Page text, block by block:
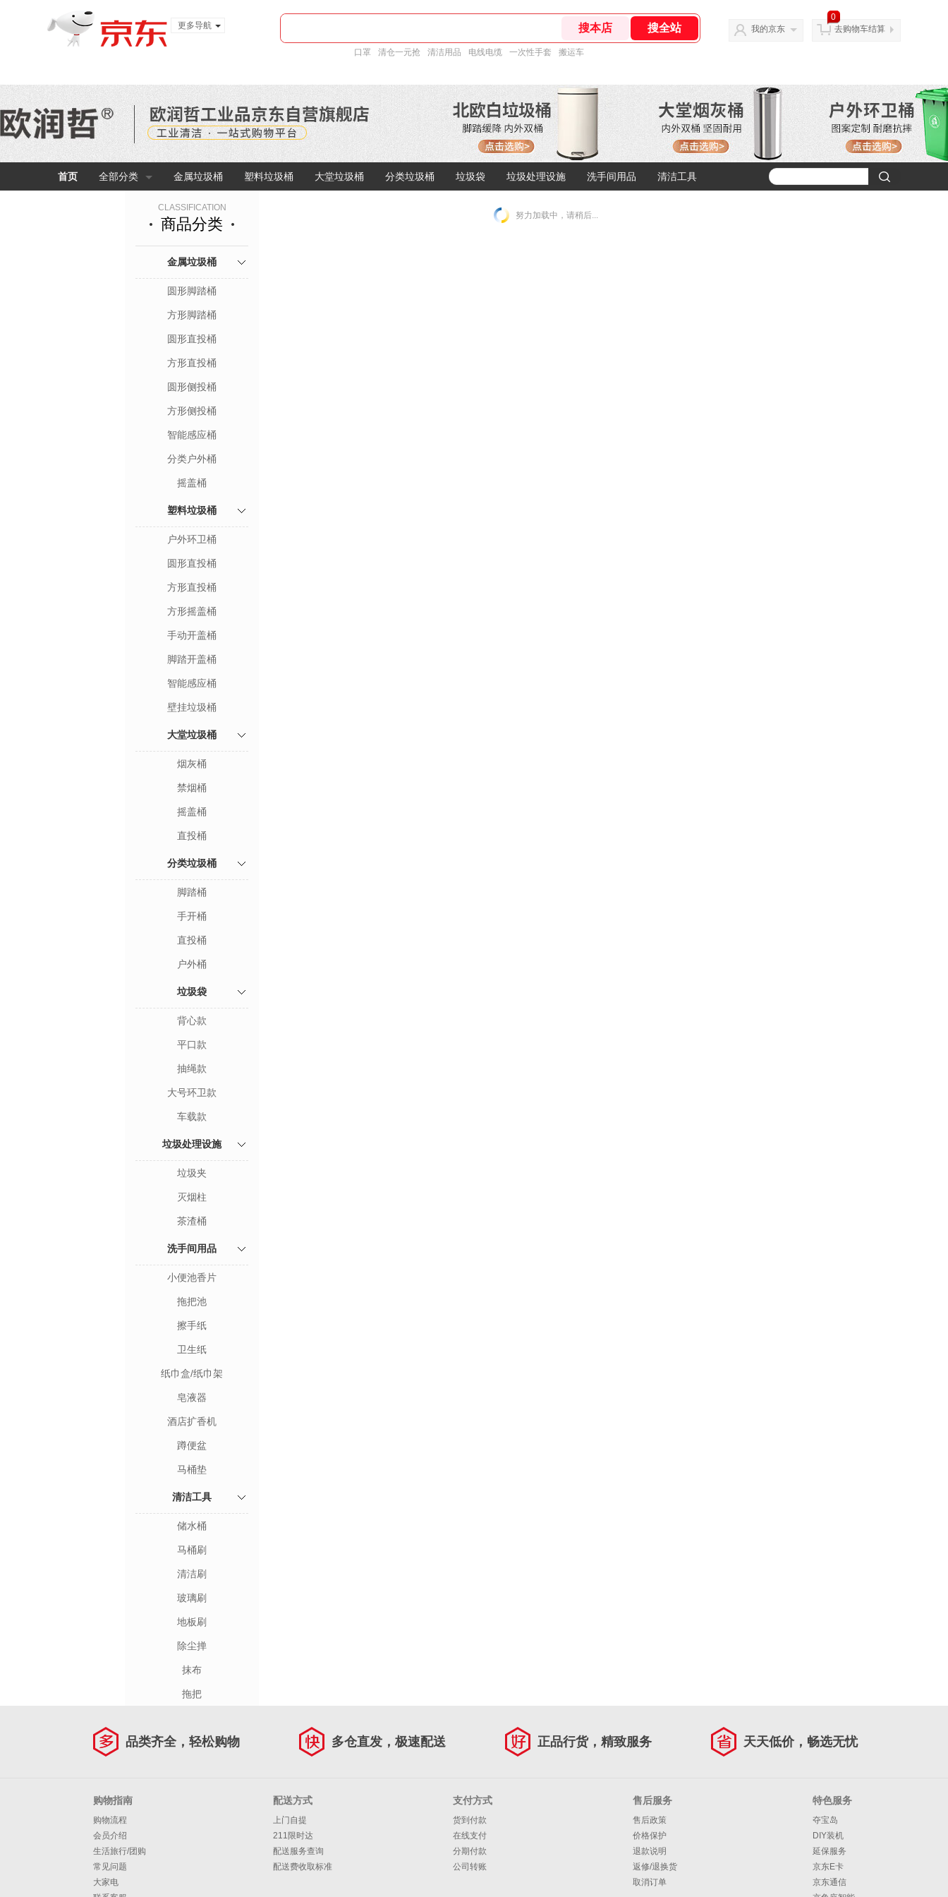
更多导航
口罩 清仓一元抢 清洁用品 电线电缆 一次性手套 搬运车
我的京东
0
去购物车结算
首页 全部分类 金属垃圾桶 塑料垃圾桶 大堂垃圾桶 分类垃圾桶 垃圾袋 垃圾处理设施 洗手间用品 清洁工具
CLASSIFICATION
商品分类
金属垃圾桶
圆形脚踏桶
方形脚踏桶
圆形直投桶
方形直投桶
圆形侧投桶
方形侧投桶
智能感应桶
分类户外桶
摇盖桶
塑料垃圾桶
户外环卫桶
圆形直投桶
方形直投桶
方形摇盖桶
手动开盖桶
脚踏开盖桶
智能感应桶
壁挂垃圾桶
大堂垃圾桶
烟灰桶
禁烟桶
摇盖桶
直投桶
分类垃圾桶
脚踏桶
手开桶
直投桶
户外桶
垃圾袋
背心款
平口款
抽绳款
大号环卫款
车载款
垃圾处理设施
垃圾夹
灭烟柱
茶渣桶
洗手间用品
小便池香片
拖把池
擦手纸
卫生纸
纸巾盒/纸巾架
皂液器
酒店扩香机
蹲便盆
马桶垫
清洁工具
储水桶
马桶刷
清洁刷
玻璃刷
地板刷
除尘掸
抹布
拖把
努力加载中，请稍后...
品类齐全，轻松购物 多仓直发，极速配送 正品行货，精致服务 天天低价，畅选无忧
购物指南
购物流程
会员介绍
生活旅行/团购
常见问题
大家电
配送方式
上门自提
211限时达
配送服务查询
配送费收取标准
支付方式
货到付款
在线支付
分期付款
公司转账
售后服务
售后政策
价格保护
退款说明
返修/退换货
取消订单
特色服务
夺宝岛
DIY装机
延保服务
京东E卡
京东通信